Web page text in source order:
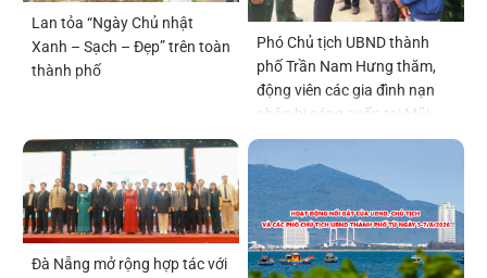
Lan tỏa “Ngày Chủ nhật
Xanh – Sạch – Đẹp” trên toàn
thành phố
Phó Chủ tịch UBND thành
phố Trần Nam Hưng thăm,
động viên các gia đình nạn
nhân bị sóng cuốn tại Mũi
Nghê
Đà Nẵng mở rộng hợp tác với